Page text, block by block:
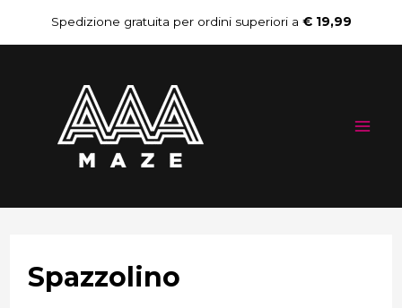
al
contenuto
Spedizione gratuita per ordini superiori a € 19,99
Spazzolino